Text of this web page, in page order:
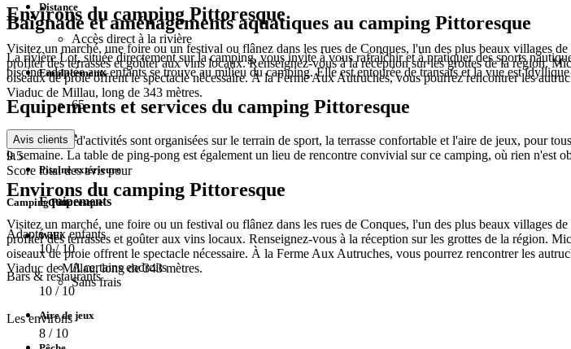
Environs du camping Pittoresque
Visitez un marché, une foire ou un festival ou flânez dans les rues de Conques, l'un des plus beaux villages
profiter des terrasses et goûter aux vins locaux. Renseignez-vous à la réception sur les grottes de la région.
oiseaux de proie offrent le spectacle nécessaire. À la Ferme Aux Autruches, vous pourrez rencontrer les
Viaduc de Millau, long de 343 mètres.
Baignade et aménagements aquatiques au camping Pittoresque
La rivière Lot, située directement sur la camping, vous invite à vous rafraîchir et à pratiquer des sports
piscine adaptée aux enfants se trouve au milieu du camping. Elle est entourée de transats et la vue est
Equipements et services du camping Pittoresque
Toutes sortes d'activités sont organisées sur le terrain de sport, la terrasse confortable et l'aire de jeux, pour
la semaine. La table de ping-pong est également un lieu de rencontre convivial sur ce camping, où rien n'est
Environs du camping Pittoresque
Visitez un marché, une foire ou un festival ou flânez dans les rues de Conques, l'un des plus beaux villages
profiter des terrasses et goûter aux vins locaux. Renseignez-vous à la réception sur les grottes de la région.
oiseaux de proie offrent le spectacle nécessaire. À la Ferme Aux Autruches, vous pourrez rencontrer les
Viaduc de Millau, long de 343 mètres.
Distance
Accès direct à la rivière
Emplacements
65
Piscine
Piscine extérieure
Equipements
WiFi
A certains endroits
Sans frais
Aire de jeux
Avis clients
9.5
Score total des avis pour
Camping Pittoresque
Adapté aux enfants
10/ 10
Bars & restaurants
10 / 10
Les environs
8 / 10